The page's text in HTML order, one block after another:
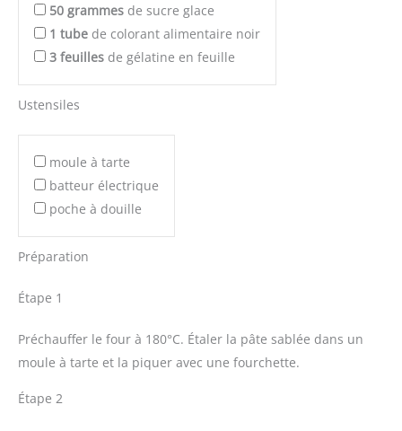
50 grammes de sucre glace
1 tube de colorant alimentaire noir
3 feuilles de gélatine en feuille
Ustensiles
moule à tarte
batteur électrique
poche à douille
Préparation
Étape 1
Préchauffer le four à 180°C. Étaler la pâte sablée dans un
moule à tarte et la piquer avec une fourchette.
Étape 2